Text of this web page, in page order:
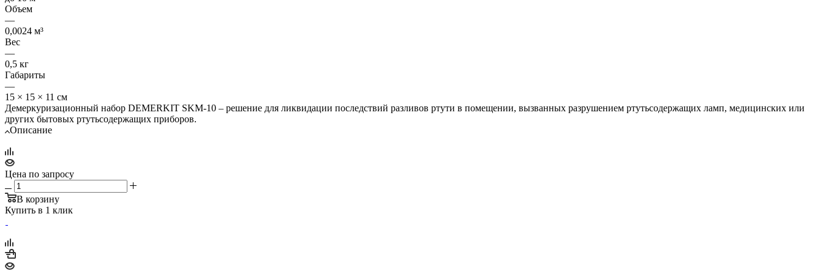
Объем
—
0,0024 м³
Вес
—
0,5 кг
Габариты
—
15 × 15 × 11 см
Демеркуризационный набор DEMERKIT SKM-10 – решение для ликвидации последствий разливов ртути в помещении, вызванных разрушением ртутьсодержащих ламп, медицинских или
других бытовых ртутьсодержащих приборов.
Описание
Цена по запросу
В корзину
Купить в 1 клик